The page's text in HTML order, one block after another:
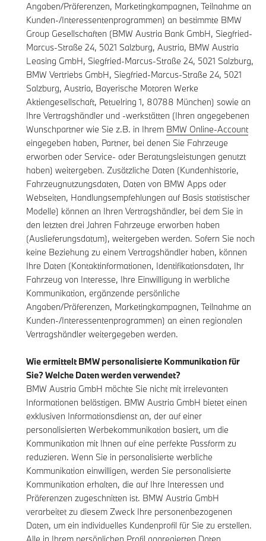
Angaben/Präferenzen, Marketingkampagnen, Teilnahme an
Kunden-/Interessentenprogrammen) an bestimmte BMW
Group Gesellschaften (BMW Austria Bank GmbH, Siegfried-
Marcus-Straße 24, 5021 Salzburg, Austria, BMW Austria
Leasing GmbH, Siegfried-Marcus-Straße 24, 5021 Salzburg,
BMW Vertriebs GmbH, Siegfried-Marcus-Straße 24, 5021
Salzburg, Austria, Bayerische Motoren Werke
Aktiengesellschaft, Petuelring 1, 80788 München) sowie an
Ihre Vertragshändler und -werkstätten (Ihren angegebenen
Wunschpartner wie Sie z.B. in Ihrem BMW Online-Account
eingegeben haben, Partner, bei denen Sie Fahrzeuge
erworben oder Service- oder Beratungsleistungen genutzt
haben) weitergeben. Zusätzliche Daten (Kundenhistorie,
Fahrzeugnutzungsdaten, Daten von BMW Apps oder
Webseiten, Handlungsempfehlungen auf Basis statistischer
Modelle) können an Ihren Vertragshändler, bei dem Sie in
den letzten drei Jahren Fahrzeuge erworben haben
(Auslieferungsdatum), weitergeben werden. Sofern Sie noch
keine Beziehung zu einem Vertragshändler haben, können
Ihre Daten (Kontaktinformationen, Identifikationsdaten, Ihr
Fahrzeug von Interesse, Ihre Einwilligung in werbliche
Kommunikation, ergänzende persönliche
Angaben/Präferenzen, Marketingkampagnen, Teilnahme an
Kunden-/Interessentenprogrammen) an einen regionalen
Vertragshändler weitergegeben werden.
Wie ermittelt BMW personalisierte Kommunikation für
Sie? Welche Daten werden verwendet?
BMW Austria GmbH möchte Sie nicht mit irrelevanten
Informationen belästigen. BMW Austria GmbH bietet einen
exklusiven Informationsdienst an, der auf einer
personalisierten Werbekommunikation basiert, um die
Kommunikation mit Ihnen auf eine perfekte Passform zu
reduzieren. Wenn Sie in personalisierte werbliche
Kommunikation einwilligen, werden Sie personalisierte
Kommunikation erhalten, die auf Ihre Interessen und
Präferenzen zugeschnitten ist. BMW Austria GmbH
verarbeitet zu diesem Zweck Ihre personenbezogenen
Daten, um ein individuelles Kundenprofil für Sie zu erstellen.